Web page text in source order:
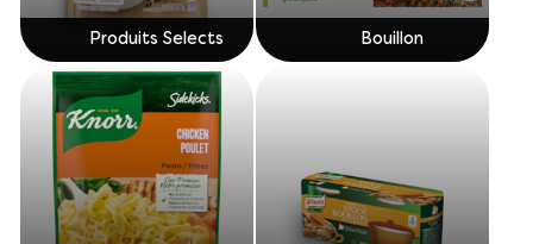
Produits Selects Bouillon